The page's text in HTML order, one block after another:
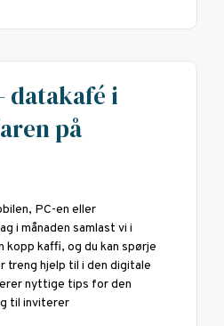
datakafé i
på
PC-en eller
i månaden samlast vi i
kopp kaffi, og du kan spørje
treng hjelp til i den digitale
nyttige tips for den
til inviterer